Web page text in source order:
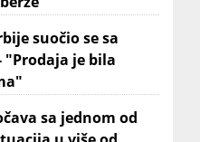
suočio se sa
je bila
sa jednom od